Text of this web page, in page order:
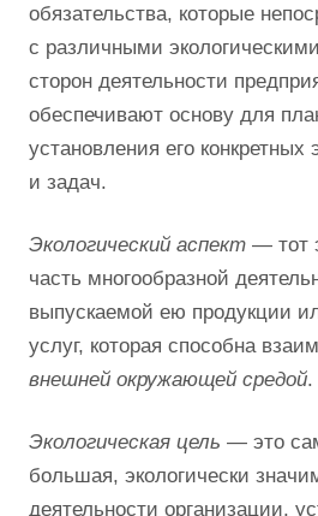
обязательства, которые
с различными
сторон деятельности
обеспечивают основу для
установления его конкретных
и задач.
Экологический аспект — тот
часть многообразной
выпускаемой ею продукции
услуг, которая способна
внешней окружающей средой.
Экологическая цель — это
большая, экологически
деятельности организации,